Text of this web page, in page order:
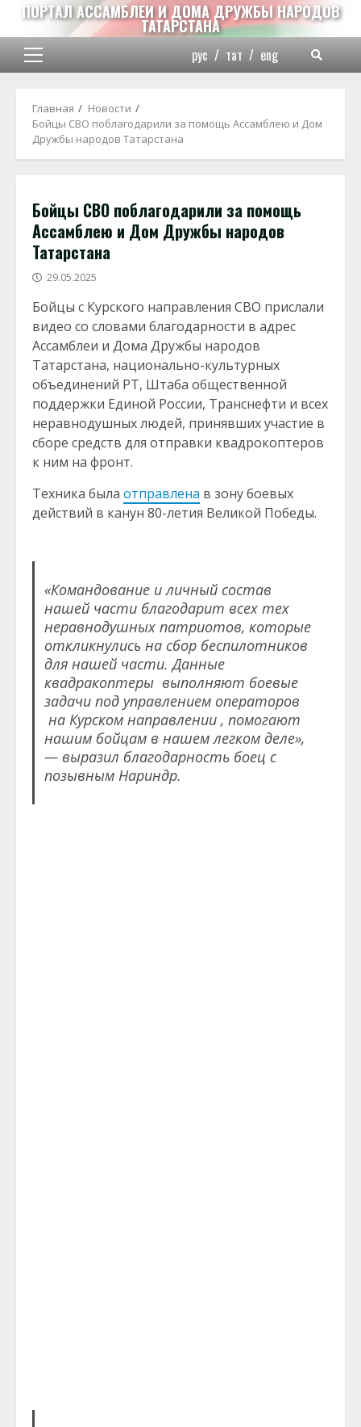
Перейти
содержимому
ПОРТАЛ АССАМБЛЕИ И ДОМА ДРУЖБЫ НАРОДОВ
ТАТАРСТАНА
Основное
рус / тат / eng
Главная
Новости
Бойцы СВО поблагодарили за помощь Ассамблею и Дом
Дружбы народов Татарстана
Бойцы СВО поблагодарили за помощь
Ассамблею и Дом Дружбы народов
Татарстана
29.05.2025
Бойцы с Курского направления СВО прислали
видео со словами благодарности в адрес
Ассамблеи и Дома Дружбы народов
Татарстана, национально-культурных
объединений РТ, Штаба общественной
поддержки Единой России, Транснефти и всех
неравнодушных людей, принявших участие в
сборе средств для отправки квадрокоптеров
к ним на фронт.
Техника была отправлена в зону боевых
действий в канун 80-летия Великой Победы.
«Командование и личный состав
нашей части благодарит всех тех
неравнодушных патриотов, которые
откликнулись на сбор беспилотников
для нашей части. Данные
квадракоптеры выполняют боевые
задачи под управлением операторов
на Курском направлении , помогают
нашим бойцам в нашем легком деле»,
— выразил благодарность боец с
позывным Нариндр.